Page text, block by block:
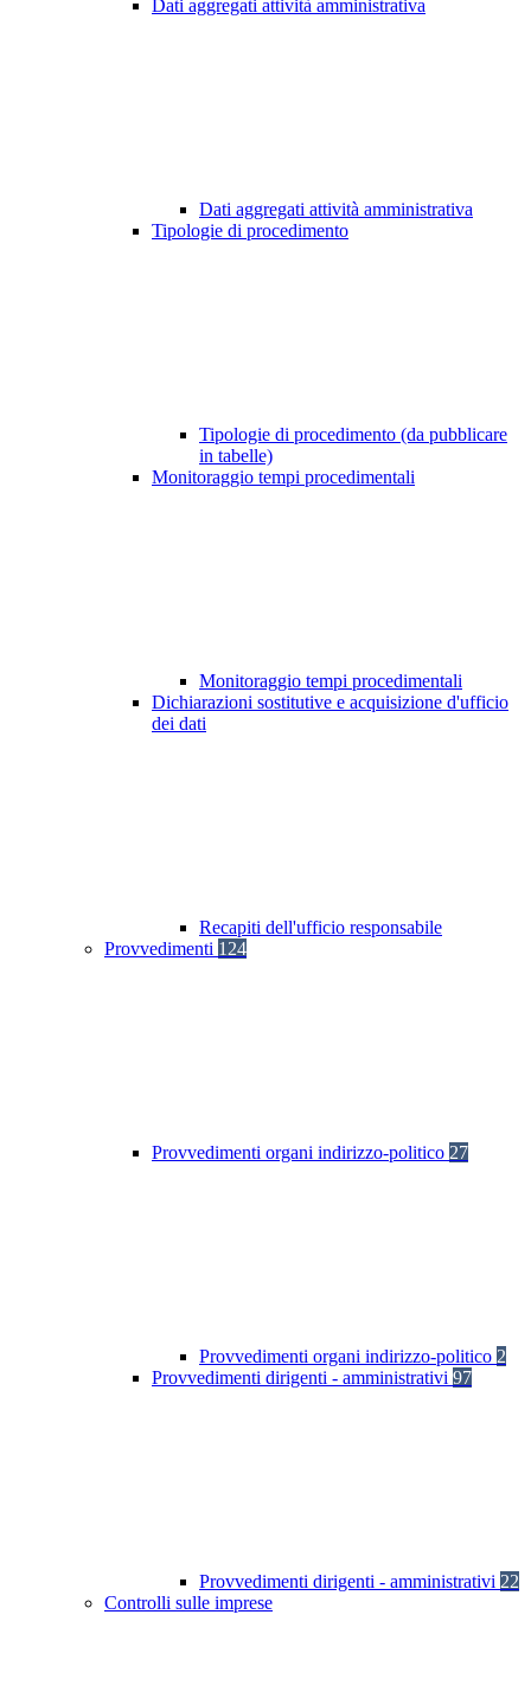
Dati aggregati attività amministrativa
Dati aggregati attività amministrativa
Tipologie di procedimento
Tipologie di procedimento (da pubblicare
in tabelle)
Monitoraggio tempi procedimentali
Monitoraggio tempi procedimentali
Dichiarazioni sostitutive e acquisizione d'ufficio
dei dati
Recapiti dell'ufficio responsabile
Provvedimenti 124
Provvedimenti organi indirizzo-politico 27
Provvedimenti organi indirizzo-politico 2
Provvedimenti dirigenti - amministrativi 97
Provvedimenti dirigenti - amministrativi 22
Controlli sulle imprese